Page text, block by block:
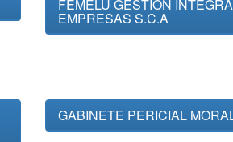
FEMELU GESTION
EMPRESAS S.C.A
GABINETE PERICIAL